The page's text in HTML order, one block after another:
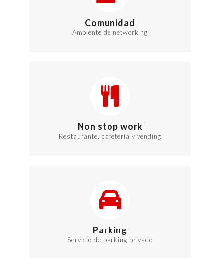
Comunidad
Ambiente de networking
Non stop work
Restaurante, cafetería y vending
Parking
Servicio de parking privado